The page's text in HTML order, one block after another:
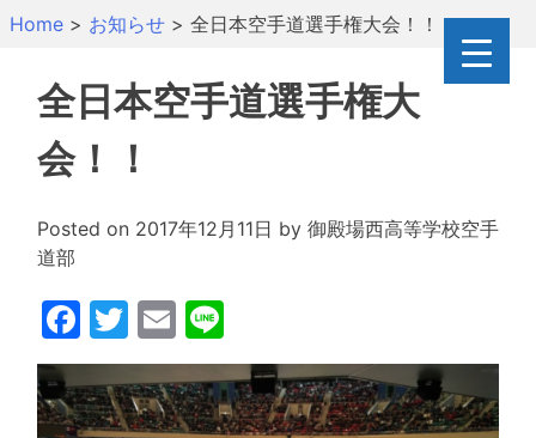
SkipHome > お知らせ > 全日本空手道選手権大会！！
全日本空手道選手権大
会！！
Posted on 2017年12月11日 by 御殿場西高等学校空手
道部
Facebook
Twitter
Email